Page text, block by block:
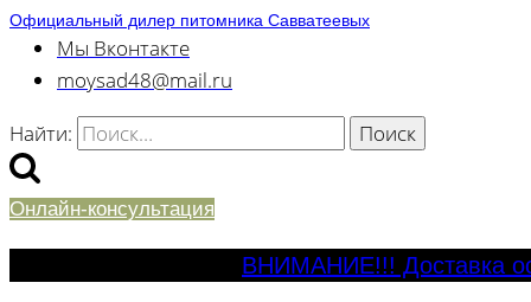
Официальный дилер питомника Савватеевых
Мы Вконтакте
moysad48@mail.ru
Найти:
Онлайн-консультация
ВНИМАНИЕ!!! Доставка